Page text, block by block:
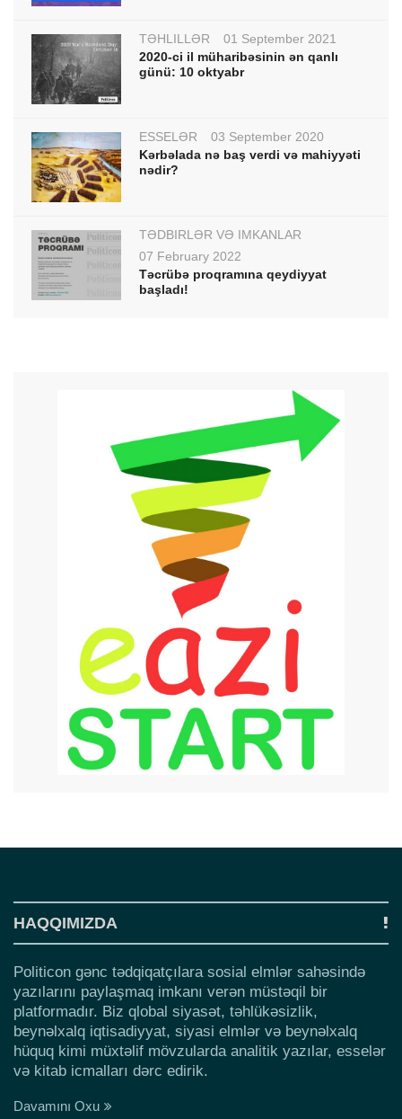
TƏHLİLLƏR
01 September 2021
2020-ci il müharibəsinin ən qanlı
günü: 10 oktyabr
ESSELƏR
03 September 2020
Kərbəlada nə baş verdi və mahiyyəti
nədir?
TƏDBİRLƏR VƏ İMKANLAR
07 February 2022
Təcrübə proqramına qeydiyyat
başladı!
HAQQIMIZDA
Politicon gənc tədqiqatçılara sosial elmlər sahəsində
yazılarını paylaşmaq imkanı verən müstəqil bir
platformadır. Biz qlobal siyasət, təhlükəsizlik,
beynəlxalq iqtisadiyyat, siyasi elmlər və beynəlxalq
hüquq kimi müxtəlif mövzularda analitik yazılar, esselər
və kitab icmalları dərc edirik.
Davamını Oxu